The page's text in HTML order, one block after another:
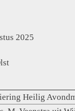
2025
Heilig